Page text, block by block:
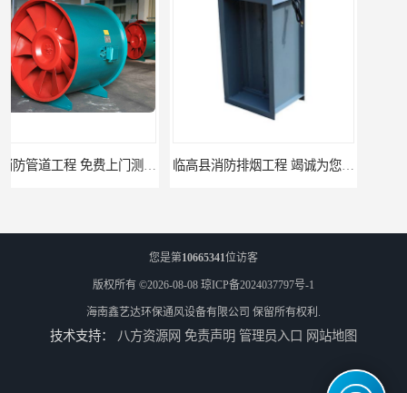
临高县消防排烟工程 竭诚为您服务
您是第10665341位访客
版权所有 ©2026-08-08 琼ICP备2024037797号-1
海南鑫艺达环保通风设备有限公司 保留所有权利.
技术支持： 八方资源网 免责声明 管理员入口 网站地图